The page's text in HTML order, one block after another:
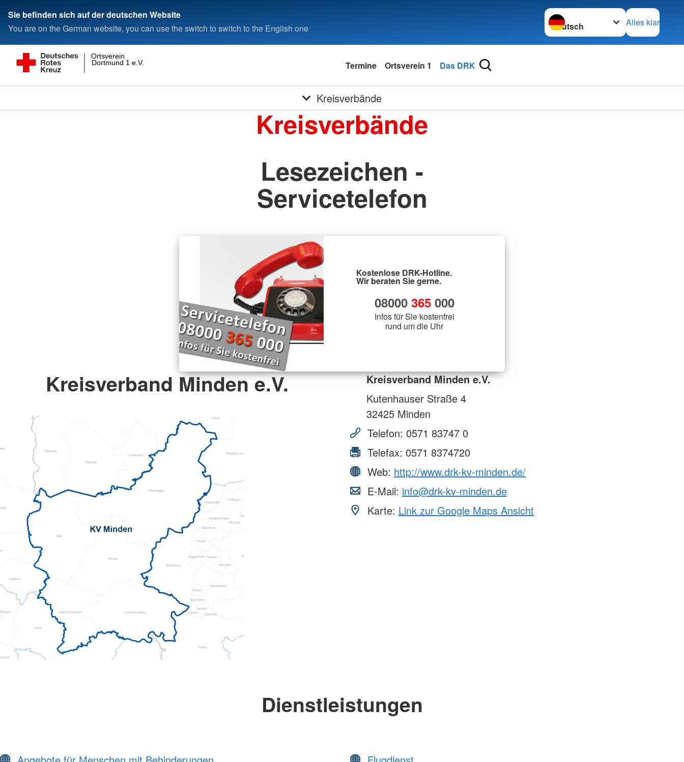
Sie befinden sich auf der deutschen Website
You are on the German website, you can use the switch to switch to the English one
Sprache wechseln zu
Alles klar
Dortmund 1 e.V.
Ortsverein
Termine Ortsverein 1 Das DRK
Kreisverbände
Kreisverbände
Lesezeichen -
Servicetelefon
Kostenlose DRK-Hotline.
Wir beraten Sie gerne.
08000 365000
Infos für Sie kostenfrei
rund um die Uhr
Kreisverband Minden e.V.
Kreisverband Minden e.V.
Kutenhauser Straße 4
32425 Minden
Telefon: 0571 83747 0
Telefax: 0571 8374720
Web: http://www.drk-kv-minden.de/
E-Mail: info@drk-kv-minden.de
Karte: Link zur Google Maps Ansicht
Dienstleistungen